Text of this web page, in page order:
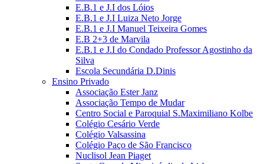
E.B.1 e J.I dos Lóios
E.B.1 e J.I Luiza Neto Jorge
E.B.1 e J.I Manuel Teixeira Gomes
E.B 2+3 de Marvila
E.B.1 e J.I do Condado Professor Agostinho da
Silva
Escola Secundária D.Dinis
Ensino Privado
Associação Ester Janz
Associação Tempo de Mudar
Centro Social e Paroquial S.Maximiliano Kolbe
Colégio Cesário Verde
Colégio Valsassina
Colégio Paço de São Francisco
Nuclisol Jean Piaget